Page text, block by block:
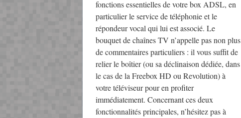
fonctions essentielles de votre box ADSL, en
particulier le service de téléphonie et le
répondeur vocal qui lui est associé. Le
bouquet de chaînes TV n’appelle pas non plus
de commentaires particuliers : il vous suffit de
relier le boîtier (ou sa déclinaison dédiée, dans
le cas de la Freebox HD ou Revolution) à
votre téléviseur pour en profiter
immédiatement. Concernant ces deux
fonctionnalités principales, n’hésitez pas à